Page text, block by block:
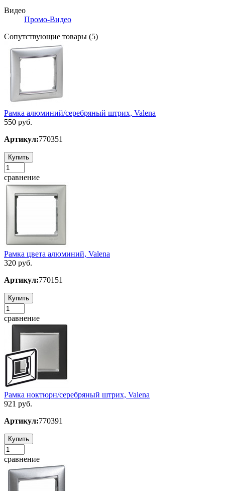
Видео
Промо-Видео
Сопутствующие товары (5)
Рамка алюминий/серебряный штрих, Valena
550 руб.
Артикул:770351
Купить
сравнение
Рамка цвета алюминий, Valena
320 руб.
Артикул:770151
Купить
сравнение
Рамка ноктюрн/серебряный штрих, Valena
921 руб.
Артикул:770391
Купить
сравнение